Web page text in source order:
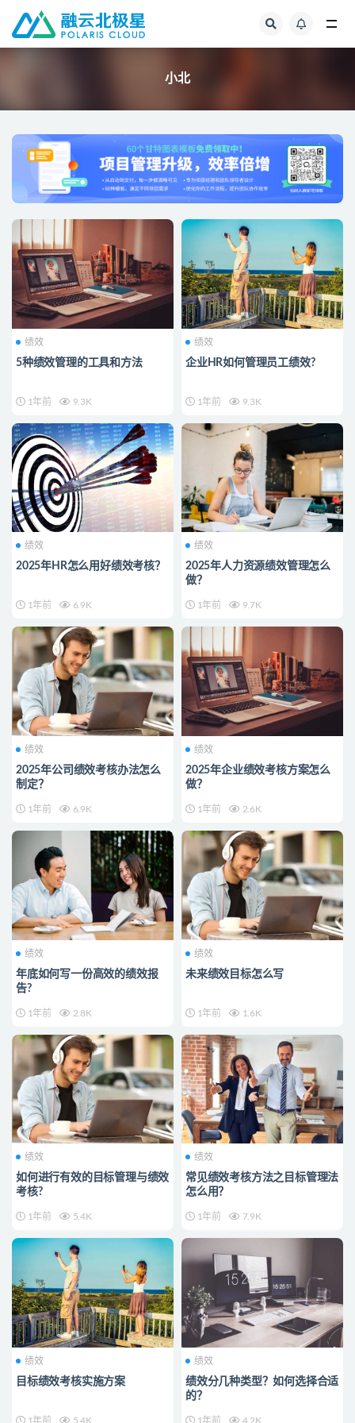
小北
绩效
5种绩效管理的工具和方法
1年前 9.3K
绩效
企业HR如何管理员工绩效?
1年前 9.3K
绩效
2025年HR怎么用好绩效考核？
1年前 6.9K
绩效
2025年人力资源绩效管理怎么
做？
1年前 9.7K
绩效
2025年公司绩效考核办法怎么
制定？
1年前 6.9K
绩效
2025年企业绩效考核方案怎么
做？
1年前 2.6K
绩效
年底如何写一份高效的绩效报
告?
1年前 2.8K
绩效
未来绩效目标怎么写
1年前 1.6K
绩效
如何进行有效的目标管理与绩效
考核?
1年前 5.4K
绩效
常见绩效考核方法之目标管理法
怎么用？
1年前 7.9K
绩效
目标绩效考核实施方案
1年前 5.4K
绩效
绩效分几种类型？如何选择合适
的？
1年前 4.2K